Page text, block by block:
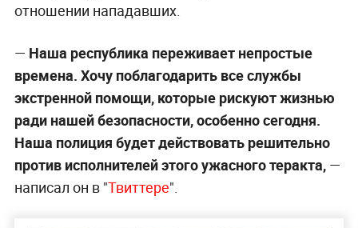
отношении нападавших.
— Наша республика переживает непростые
времена. Хочу поблагодарить все службы
экстренной помощи, которые рискуют жизнью
ради нашей безопасности, особенно сегодня.
Наша полиция будет действовать решительно
против исполнителей этого ужасного теракта, —
написал он в "Твиттере".